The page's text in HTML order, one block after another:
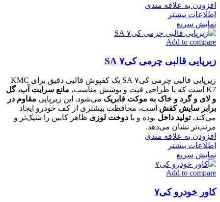
افزودن به علاقه مندی
اطلاعات بیشتر
نمایش سریع
Add to compare
زیرپایی قالبی چرمی کی۷ SA
زیرپایی قالبی چرمی کی۷ SA یک کفپوش قالبی دقیق برای KMC
K7 است که با طراحی فیت و پوشش مناسب،
مانع سرایت آب، گل
و لای و گرد و خاک به موکت فابریک می‌شود. این زیرپایی مقاوم در
برابر سایش کفش است، محافظت بیشتری از کف خودرو ایجاد
می‌کند،تولید داخل بوده و با دوخت لوزی ظاهر کابین را شیک‌تر و
مرتب‌تر نشان می‌دهد.
افزودن به علاقه مندی
اطلاعات بیشتر
نمایش سریع
Add to compare
کاور خودرو کی۷